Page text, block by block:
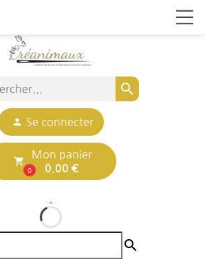
search
person Se connecter
local_grocery_store
0
Mon panier
0.00 €
search